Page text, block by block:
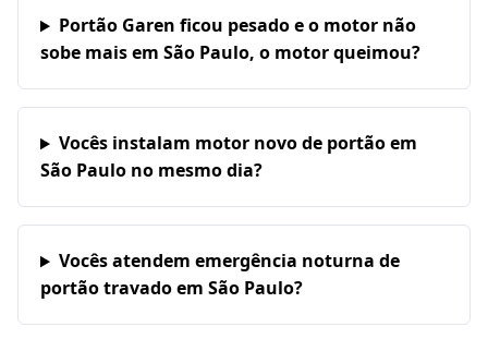
Portão Garen ficou pesado e o motor não
sobe mais em São Paulo, o motor queimou?
Vocês instalam motor novo de portão em
São Paulo no mesmo dia?
Vocês atendem emergência noturna de
portão travado em São Paulo?